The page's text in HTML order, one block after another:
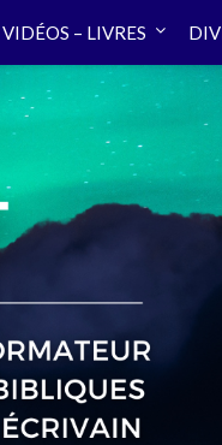
– LIVRES